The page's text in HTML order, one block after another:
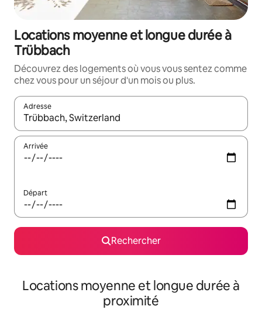
Locations moyenne et longue durée à
Trübbach
Découvrez des logements où vous vous sentez comme
chez vous pour un séjour d'un mois ou plus.
Adresse
Lorsque les résultats s'affichent, utilisez les flèches vers le
Arrivée
Départ
Rechercher
Locations moyenne et longue durée à
proximité